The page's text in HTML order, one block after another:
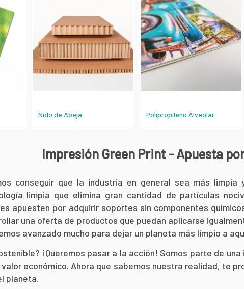
Nido de Abeja Polipropileno Alveolar
Impresión Green Print - Apuesta
conseguir que la industria en general sea más
limpia que elimina gran cantidad de partículas
apuesten por adquirir soportes sin componentes
una oferta de productos que puedan aplicarse
avanzado mucho para dejar un planeta más limpio a
¡Queremos pasar a la acción! Somos parte de
económico. Ahora que sabemos nuestra realidad, te
planeta.